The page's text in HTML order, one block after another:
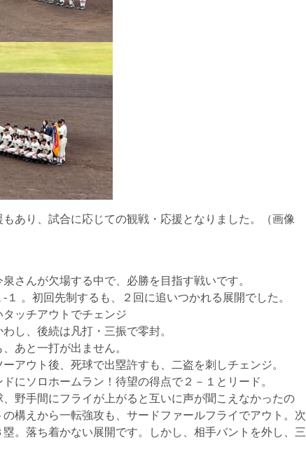
あり、試合に応じての観戦・応援となりました。（画像
さんが欠場する中で、必勝を目指す戦いです。
。初回先制するも、２回に追いつかれる展開でした。
ッチアウトでチェンジ
し、後続は凡打・三振で零封。
あと一打が出ません。
アウト後、死球で出塁許すも、二盗を刺しチェンジ。
にソロホームラン！待望の得点で２－１とリード。
野手間にフライが上がると互いに声が聞こえなかったの
構えから一転強攻も、サードファールフライでアウト。次
。落ち着かない展開です。しかし、相手バントを外し、三